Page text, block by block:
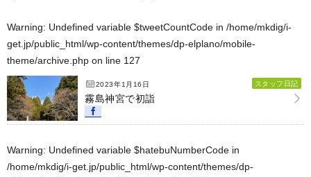
Warning: Undefined variable $tweetCountCode in /home/mkdig/i-
get.jp/public_html/wp-content/themes/dp-elplano/mobile-
theme/archive.php on line 127
2023年1月16日 スタッフ日記
霧島神宮で初詣
Warning: Undefined variable $hatebuNumberCode in
/home/mkdig/i-get.jp/public_html/wp-content/themes/dp-